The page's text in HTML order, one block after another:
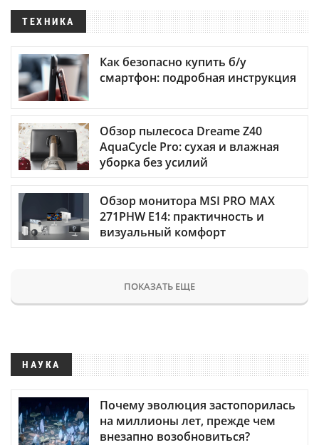
ТЕХНИКА
Как безопасно купить б/у
смартфон: подробная инструкция
Обзор пылесоса Dreame Z40
AquaCycle Pro: сухая и влажная
уборка без усилий
Обзор монитора MSI PRO MAX
271PHW E14: практичность и
визуальный комфорт
ПОКАЗАТЬ ЕЩЕ
НАУКА
Почему эволюция застопорилась
на миллионы лет, прежде чем
внезапно возобновиться?